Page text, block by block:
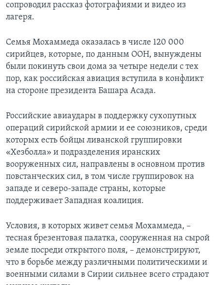
сопроводил рассказ фотографиями и видео из
лагеря.
Семья Мохаммеда оказалась в числе 120 000
сирийцев, которые, по данным ООН, вынуждены
были покинуть свои дома за четыре недели с тех
пор, как российская авиация вступила в конфликт
на стороне президента Башара Асада.
Российские авиаудары в поддержку сухопутных
операций сирийской армии и ее союзников, среди
которых есть бойцы ливанской группировки
«Хезболла» и подразделения иранских
вооруженных сил, направлены в основном против
повстанческих сил, в том числе группировок на
западе и северо-западе страны, которые
поддерживает Западная коалиция.
Условия, в которых живет семья Мохаммеда, –
тесная брезентовая палатка, сооруженная на сырой
земле посреди открытого поля, – демонстрируют,
что в борьбе между различными политическими и
военными силами в Сирии сильнее всего страдают